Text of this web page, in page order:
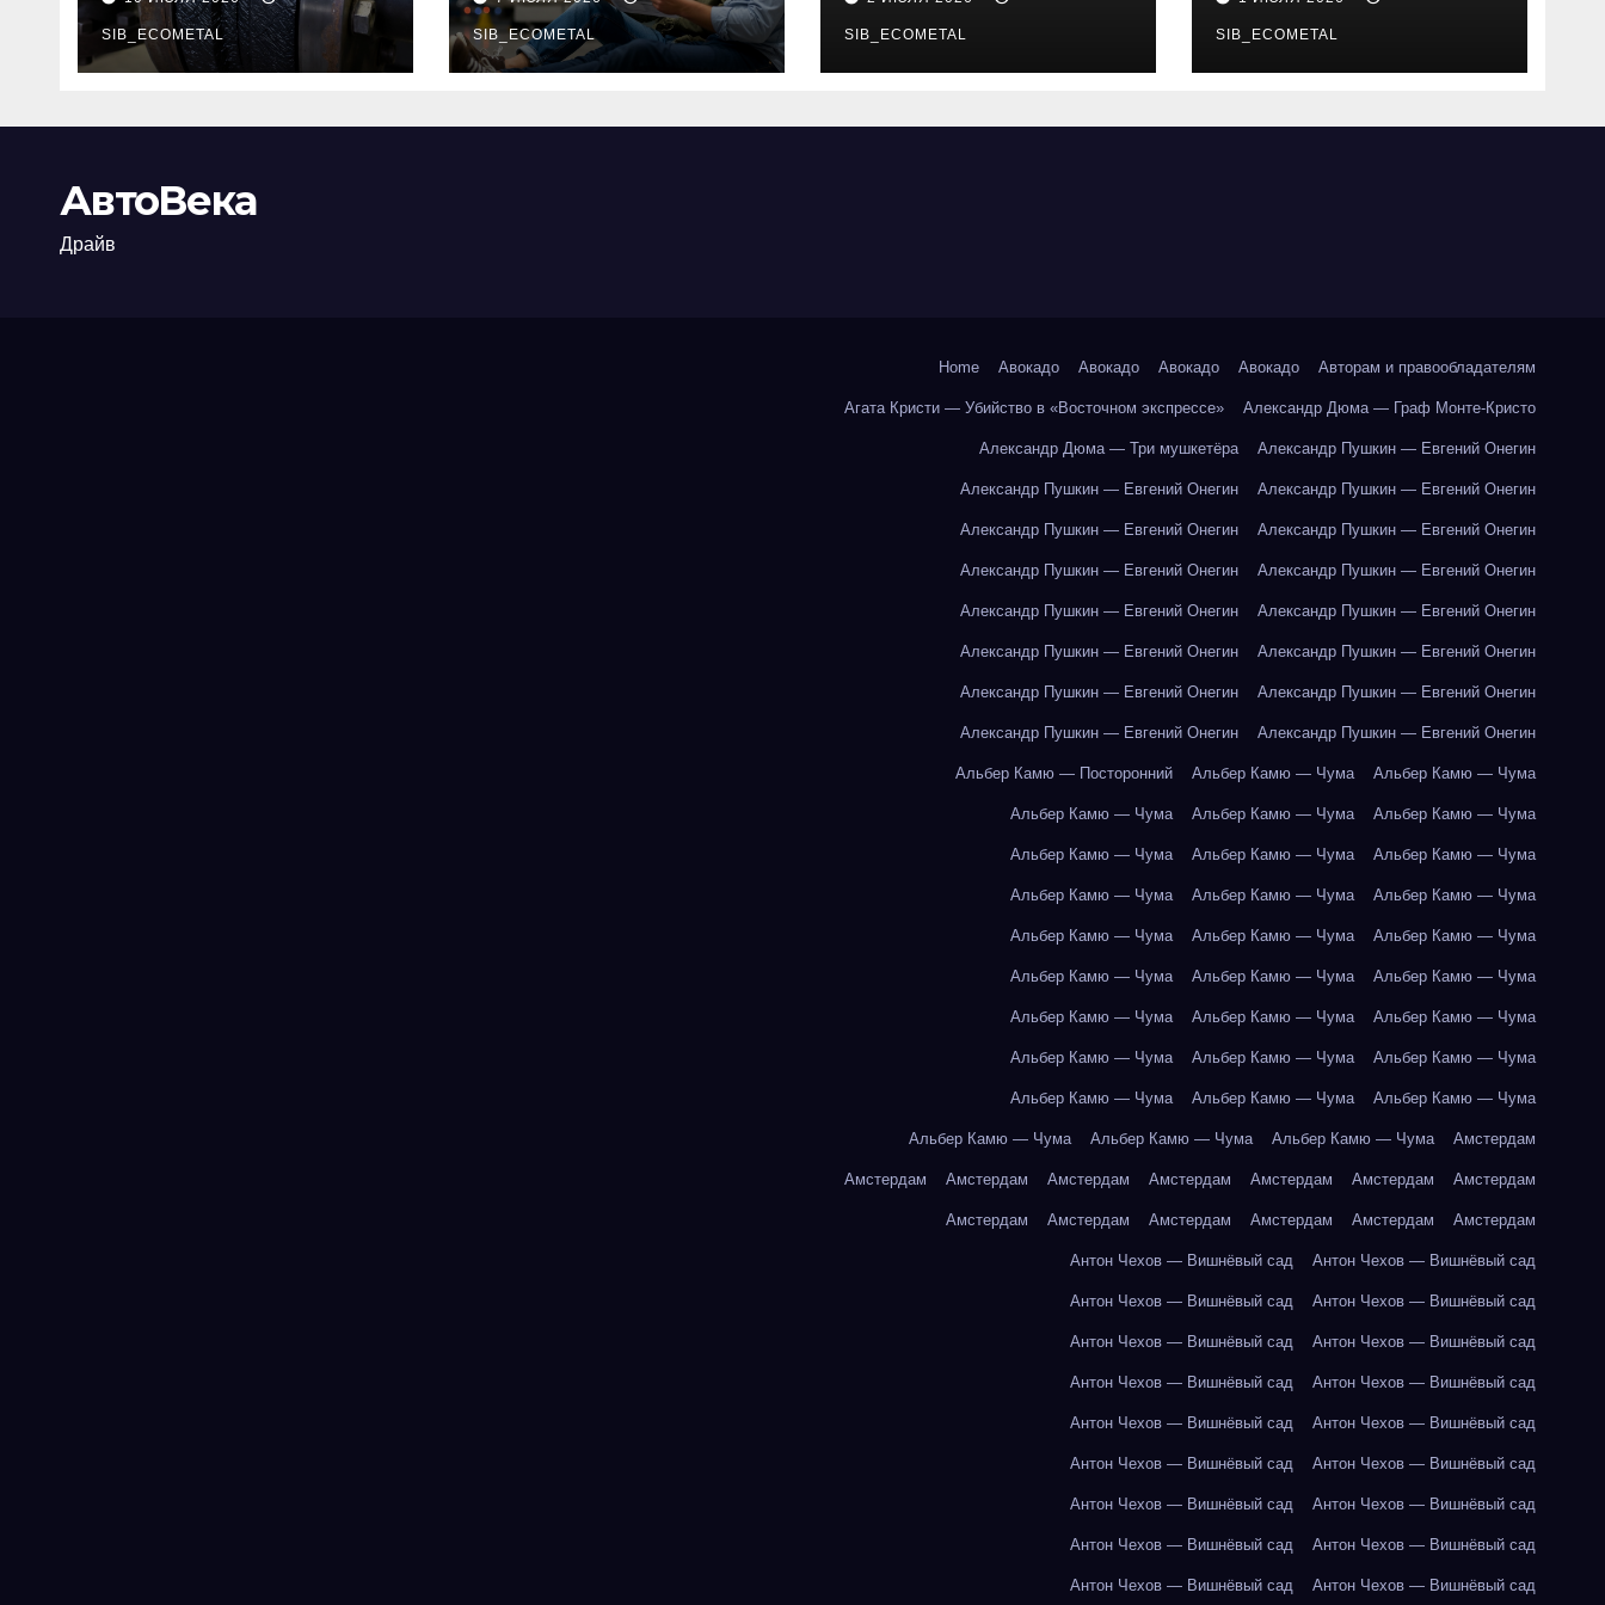
огнезащиты
фланцевых
соединений
SIB_ECOMETAL
требования и
потенциальные
риски
SIB_ECOMETAL
онлайн-курсы
SIB_ECOMETAL SIB_ECOMETAL
АвтоВека
Драйв
Home Авокадо Авокадо Авокадо Авокадо Авторам и правообладателям
Агата Кристи — Убийство в «Восточном экспрессе» Александр Дюма — Граф Монте-Кристо
Александр Дюма — Три мушкетёра Александр Пушкин — Евгений Онегин
Александр Пушкин — Евгений Онегин Александр Пушкин — Евгений Онегин
Александр Пушкин — Евгений Онегин Александр Пушкин — Евгений Онегин
Александр Пушкин — Евгений Онегин Александр Пушкин — Евгений Онегин
Александр Пушкин — Евгений Онегин Александр Пушкин — Евгений Онегин
Александр Пушкин — Евгений Онегин Александр Пушкин — Евгений Онегин
Александр Пушкин — Евгений Онегин Александр Пушкин — Евгений Онегин
Александр Пушкин — Евгений Онегин Александр Пушкин — Евгений Онегин
Альбер Камю — Посторонний Альбер Камю — Чума Альбер Камю — Чума
Альбер Камю — Чума Альбер Камю — Чума Альбер Камю — Чума
Альбер Камю — Чума Альбер Камю — Чума Альбер Камю — Чума
Альбер Камю — Чума Альбер Камю — Чума Альбер Камю — Чума
Альбер Камю — Чума Альбер Камю — Чума Альбер Камю — Чума
Альбер Камю — Чума Альбер Камю — Чума Альбер Камю — Чума
Альбер Камю — Чума Альбер Камю — Чума Альбер Камю — Чума
Альбер Камю — Чума Альбер Камю — Чума Альбер Камю — Чума
Альбер Камю — Чума Альбер Камю — Чума Альбер Камю — Чума
Альбер Камю — Чума Альбер Камю — Чума Альбер Камю — Чума Амстердам
Амстердам Амстердам Амстердам Амстердам Амстердам Амстердам Амстердам
Амстердам Амстердам Амстердам Амстердам Амстердам Амстердам
Антон Чехов — Вишнёвый сад Антон Чехов — Вишнёвый сад
Антон Чехов — Вишнёвый сад Антон Чехов — Вишнёвый сад
Антон Чехов — Вишнёвый сад Антон Чехов — Вишнёвый сад
Антон Чехов — Вишнёвый сад Антон Чехов — Вишнёвый сад
Антон Чехов — Вишнёвый сад Антон Чехов — Вишнёвый сад
Антон Чехов — Вишнёвый сад Антон Чехов — Вишнёвый сад
Антон Чехов — Вишнёвый сад Антон Чехов — Вишнёвый сад
Антон Чехов — Вишнёвый сад Антон Чехов — Вишнёвый сад
Антон Чехов — Вишнёвый сад Антон Чехов — Вишнёвый сад